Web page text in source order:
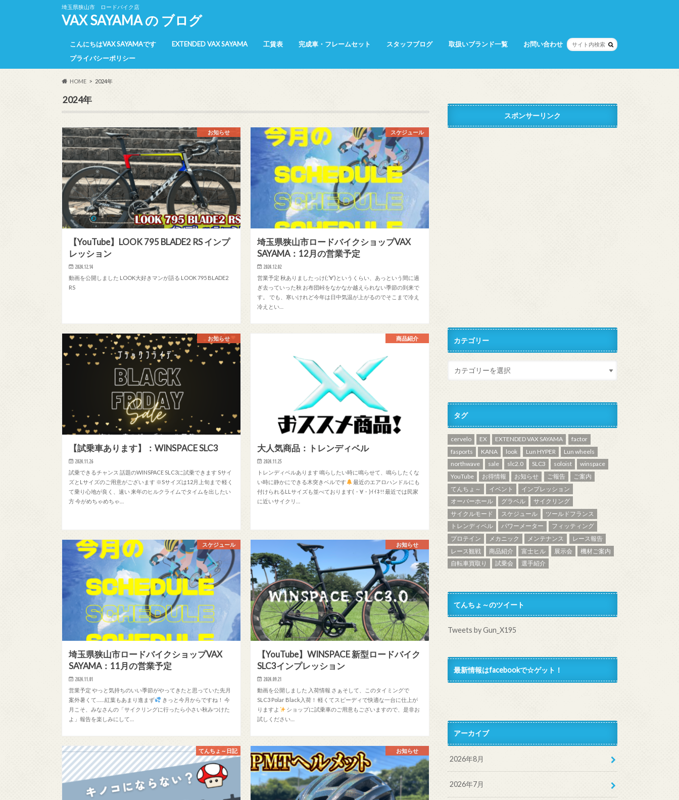
埼玉県狭山市 ロードバイク店
VAX SAYAMA の ブログ
こんにちはVAX SAYAMAです EXTENDED VAX SAYAMA 工賃表 完成車・フレームセット スタッフブログ 取扱いブランド一覧
お問い合わせ
プライバシーポリシー
HOME 2024年
2024年
お知らせ
【YouTube】LOOK 795 BLADE2 RS インプ
レッション
2024.12.14
動画を公開しました LOOK大好きマンが語る LOOK 795 BLADE2
RS
スケジュール
埼玉県狭山市ロードバイクショップVAX
SAYAMA：12月の営業予定
2024.12.02
営業予定 秋ありましたっけ(;’∀’)というくらい、あっという間に過
ぎ去っていった秋 お布団峠をなかなか越えられない季節の到来で
す。 でも、寒いけれど今年は日中気温が上がるのでそこまで冷え
冷えとい…
お知らせ
【試乗車あります】：WINSPACE SLC3
2024.11.26
試乗できるチャンス 話題のWINSPACE SLC3に試乗できます Sサイ
ズとLサイズのご用意がございます ※Sサイズは12月上旬まで 軽く
て乗り心地が良く、速い 来年のヒルクライムでタイムを出したい
方 今がめちゃめちゃ…
商品紹介
大人気商品：トレンディベル
2024.11.25
トレンディベルあります 鳴らしたい時に鳴らせて、鳴らしたくな
い時に静かにできる木突きベルです
最近のエアロハンドルにも
付けられるLLサイズも並べております(・∀・)ｲｲﾈ!! 最近では民家
に近いサイクリ…
スケジュール
埼玉県狭山市ロードバイクショップVAX
SAYAMA：11月の営業予定
2024.11.01
営業予定 やっと気持ちのいい季節がやってきたと思っていた先月
案外暑くて……紅葉もあまり進まず
きっと今月からですね！ 今
月こそ、みなさんの「サイクリングに行ったら小さい秋みつけた
よ」報告を楽しみにして…
お知らせ
【YouTube】WINSPACE 新型ロードバイク
SLC3インプレッション
2024.09.21
動画を公開しました 入荷情報 さぁそして、このタイミングで
SLC3 Polar Black入荷！ 軽くてスピーディで快適な一台に仕上が
りますよ
ショップに試乗車のご用意もございますので、是非お
試しください…
てんちょ～日記 お知らせ
スポンサーリンク
カテゴリー
タグ
cervelo EX EXTENDED VAX SAYAMA
factor
fasports
KANA look Lun HYPER
Lun wheels
northwave
sale slc2.0 SLC3 soloist
winspace
YouTube
お得情報 お知らせ ご報告
ご案内
てんちょ～
イベント
インプレッション
オーバーホール
グラベル
サイクリング
サイクルモード
スケジュール
ツールドフランス
トレンディベル
パワーメーター
フィッティング
プロテイン
メカニック メンテナンス
レース報告
レース観戦
商品紹介 富士ヒル 展示会
機材ご案内
自転車買取り
試乗会 選手紹介
てんちょ～のツイート
Tweets by Gun_X195
最新情報はfacebookで☆ゲット！
アーカイブ
2026年8月
2026年7月